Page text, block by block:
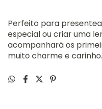
Perfeito para
especial ou criar uma
acompanhará os
muito charme e carinho.